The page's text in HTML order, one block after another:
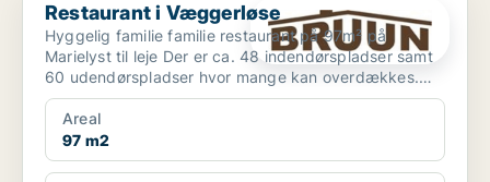
Restaurant i Væggerløse
Hyggelig familie familie restaurant på 97m² på
Marielyst til leje Der er ca. 48 indendørspladser samt
60 udendørspladser hvor mange kan overdækkes.
Ejendo...
Areal
97 m2